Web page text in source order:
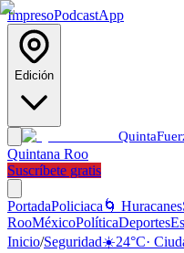
ImpresoPodcastApp
Edición
Quinta
Quintana Roo
Suscríbete gratis
PortadaPoliciaca 🌀 Huracanes
RooMéxicoPolíticaDeportes
Inicio/Seguridad☀️24°C·